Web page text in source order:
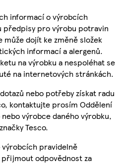
informací o výrobcích
předpisy pro výrobu potravin
může dojít ke změně složek
informací a alergenů.
na výrobku a nespoléhat se
na internetových stránkách.
nebo potřeby získat radu
kontaktujte prosím Oddělení
výrobce daného výrobku,
Tesco.
pravidelně
přijmout odpovědnost za